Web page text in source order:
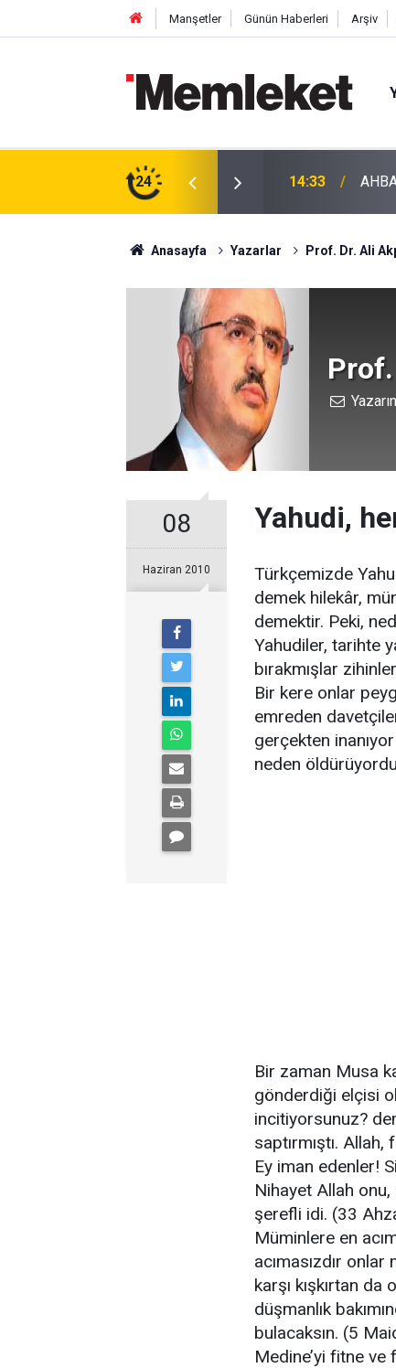
Manşetler Günün Haberleri Arşiv
24
Tedbiren Durduruldu! 14:31
Anasayfa Yazarlar Prof. Dr. Ali
08
Haziran 2010
Yahudi,
Türkçemizde
demek hilekâr,
demektir. Peki,
Yahudiler, tarihte
bırakmışlar
Bir kere onlar
emreden
gerçekten
neden
Bir zaman Musa
gönderdiği elçisi
incitiyorsunuz?
saptırmıştı.
Ey iman edenler!
Nihayet Allah onu,
şerefli idi. (33
Müminlere en
acımasızdır
karşı kışkırtan
düşmanlık
bulacaksın. (5
Medine’yi fitne